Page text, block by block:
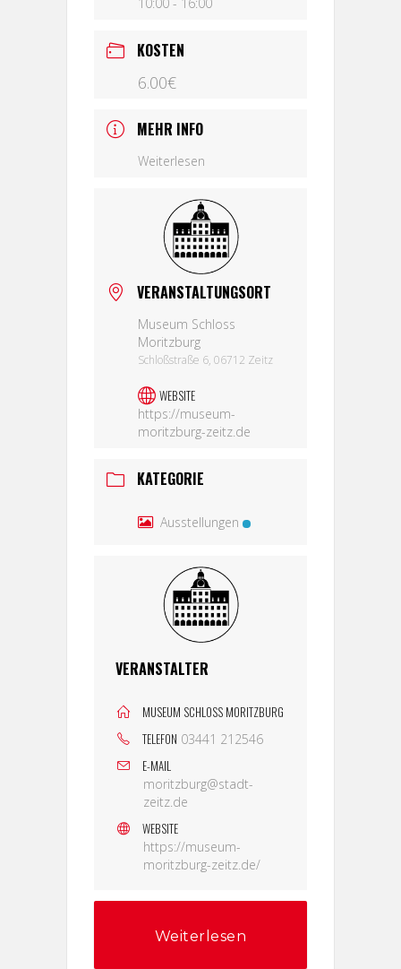
10:00 - 16:00
KOSTEN
6.00€
MEHR INFO
Weiterlesen
VERANSTALTUNGSORT
Museum Schloss
Moritzburg
Schloßstraße 6, 06712 Zeitz
WEBSITE
https://museum-
moritzburg-zeitz.de
KATEGORIE
Ausstellungen
VERANSTALTER
MUSEUM SCHLOSS MORITZBURG
TELEFON 03441 212546
E-MAIL
moritzburg@stadt-
zeitz.de
WEBSITE
https://museum-
moritzburg-zeitz.de/
Weiterlesen